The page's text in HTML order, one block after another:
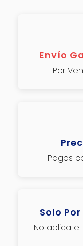
Envío
Por
Pagos
Solo
No aplica